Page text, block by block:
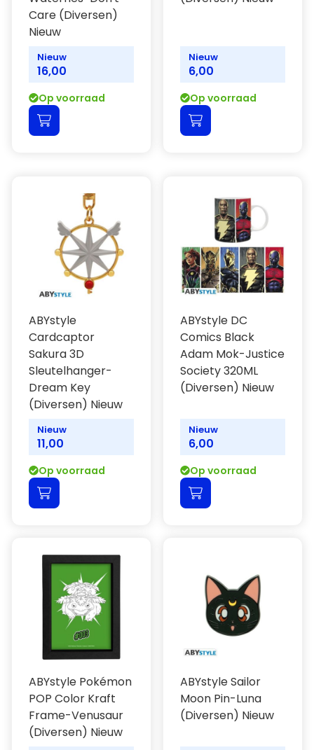
Care (Diversen)
Nieuw
Nieuw
16,00
Op voorraad
Nieuw
6,00
Op voorraad
ABYstyle
Cardcaptor
Sakura 3D
Sleutelhanger-
Dream Key
(Diversen) Nieuw
Nieuw
11,00
Op voorraad
ABYstyle DC
Comics Black
Adam Mok-Justice
Society 320ML
(Diversen) Nieuw
Nieuw
6,00
Op voorraad
ABYstyle Pokémon
POP Color Kraft
Frame-Venusaur
(Diversen) Nieuw
ABYstyle Sailor
Moon Pin-Luna
(Diversen) Nieuw